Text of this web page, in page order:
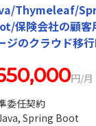
Thymeleaf/
保険会社の顧客
ジのクラウド移
円/月
委任契約
Spring Boot